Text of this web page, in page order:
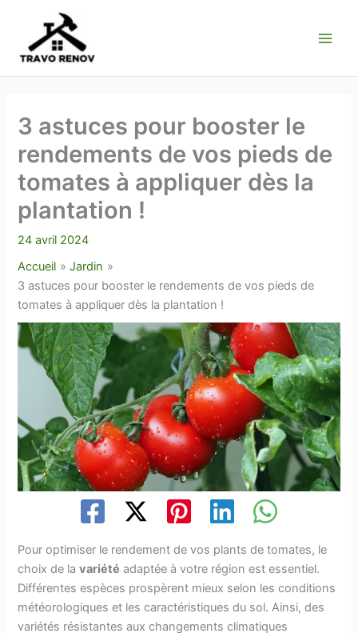
contenu
3 astuces pour booster le
rendements de vos pieds de
tomates à appliquer dès la
plantation !
24 avril 2024
Accueil
Jardin
3 astuces pour booster le rendements de vos pieds de
tomates à appliquer dès la plantation !
Pour optimiser le rendement de vos plants de tomates, le
choix de lavariété adaptée à votre région est essentiel.
Différentes espèces prospèrent mieux selon les conditions
météorologiques et les caractéristiques du sol. Ainsi, des
variétés résistantes aux changements climatiques